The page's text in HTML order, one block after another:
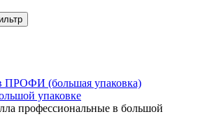
ПРОФИ (большая упаковка)
упаковке
профессиональные в большой